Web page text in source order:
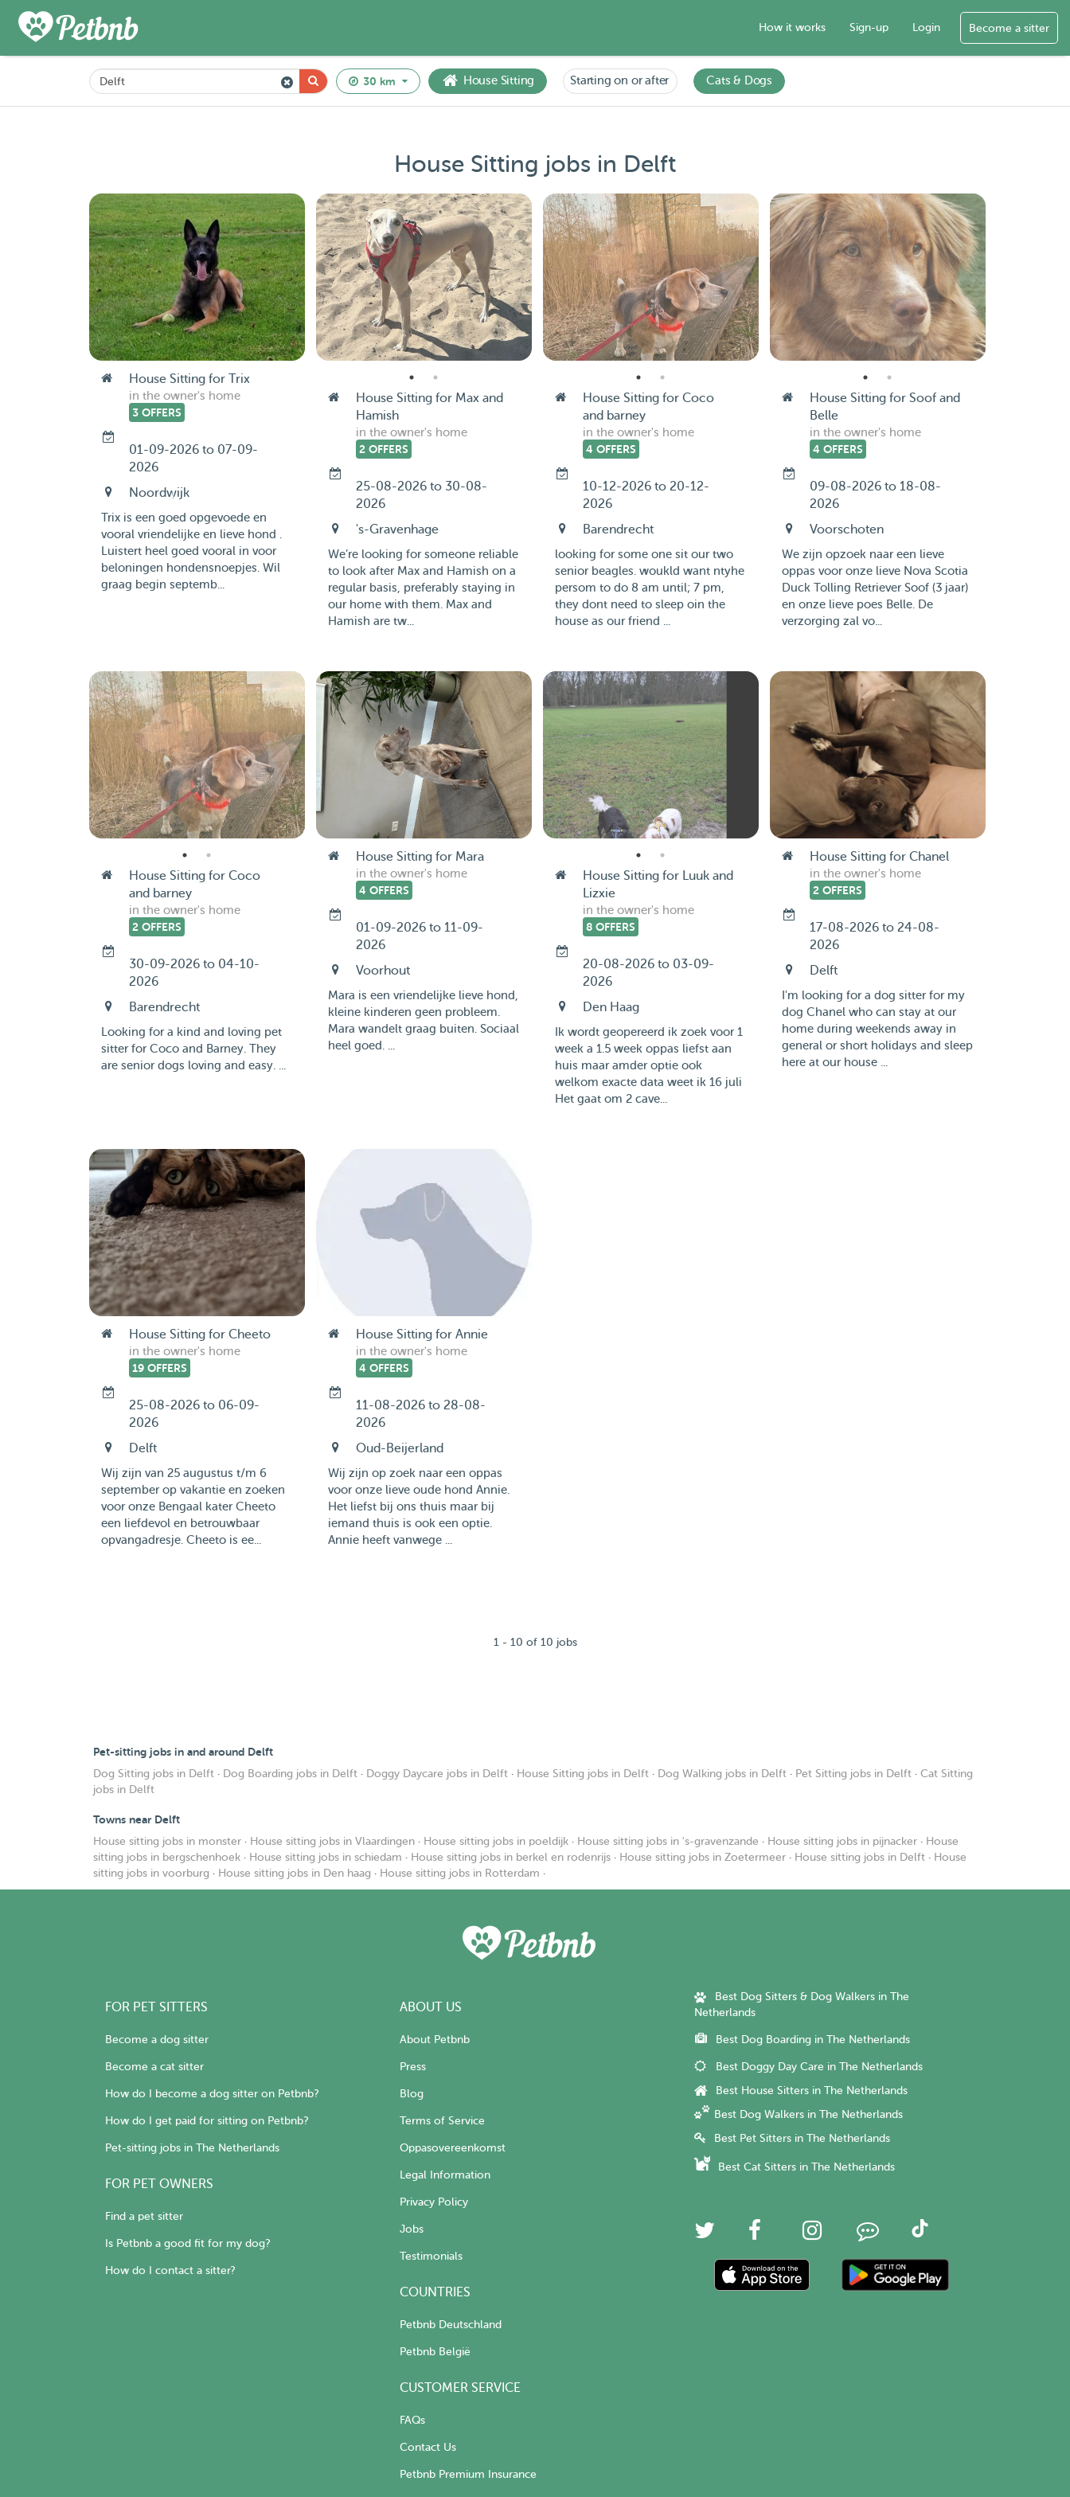
How it works Sign-up Login Become a sitter
30 km House Sitting Starting on or after Cats & Dogs
House Sitting jobs in Delft
House Sitting for Trix
in the owner's home
3 OFFERS
01-09-2026 to 07-09-
2026
Noordwijk
Trix is een goed opgevoede en
vooral vriendelijke en lieve hond .
Luistert heel goed vooral in voor
beloningen hondensnoepjes. Wil
graag begin septemb...
House Sitting for Max and
Hamish
in the owner's home
2 OFFERS
25-08-2026 to 30-08-
2026
's-Gravenhage
We’re looking for someone reliable
to look after Max and Hamish on a
regular basis, preferably staying in
our home with them. Max and
Hamish are tw...
House Sitting for Coco
and barney
in the owner's home
4 OFFERS
10-12-2026 to 20-12-
2026
Barendrecht
looking for some one sit our two
senior beagles. woukld want ntyhe
persom to do 8 am until; 7 pm,
they dont need to sleep oin the
house as our friend ...
House Sitting for Soof and
Belle
in the owner's home
4 OFFERS
09-08-2026 to 18-08-
2026
Voorschoten
We zijn opzoek naar een lieve
oppas voor onze lieve Nova Scotia
Duck Tolling Retriever Soof (3 jaar)
en onze lieve poes Belle. De
verzorging zal vo...
House Sitting for Coco
and barney
in the owner's home
2 OFFERS
30-09-2026 to 04-10-
2026
Barendrecht
Looking for a kind and loving pet
sitter for Coco and Barney. They
are senior dogs loving and easy. ...
House Sitting for Mara
in the owner's home
4 OFFERS
01-09-2026 to 11-09-
2026
Voorhout
Mara is een vriendelijke lieve hond,
kleine kinderen geen probleem.
Mara wandelt graag buiten. Sociaal
heel goed. ...
House Sitting for Luuk and
Lizxie
in the owner's home
8 OFFERS
20-08-2026 to 03-09-
2026
Den Haag
Ik wordt geopereerd ik zoek voor 1
week a 1.5 week oppas liefst aan
huis maar amder optie ook
welkom exacte data weet ik 16 juli
Het gaat om 2 cave...
House Sitting for Chanel
in the owner's home
2 OFFERS
17-08-2026 to 24-08-
2026
Delft
I'm looking for a dog sitter for my
dog Chanel who can stay at our
home during weekends away in
general or short holidays and sleep
here at our house ...
House Sitting for Cheeto
in the owner's home
19 OFFERS
25-08-2026 to 06-09-
2026
Delft
Wij zijn van 25 augustus t/m 6
september op vakantie en zoeken
voor onze Bengaal kater Cheeto
een liefdevol en betrouwbaar
opvangadresje. Cheeto is ee...
House Sitting for Annie
in the owner's home
4 OFFERS
11-08-2026 to 28-08-
2026
Oud-Beijerland
Wij zijn op zoek naar een oppas
voor onze lieve oude hond Annie.
Het liefst bij ons thuis maar bij
iemand thuis is ook een optie.
Annie heeft vanwege ...
1 - 10 of 10 jobs
Pet-sitting jobs in and around Delft
Dog Sitting jobs in Delft · Dog Boarding jobs in Delft · Doggy Daycare jobs in Delft · House Sitting jobs in Delft · Dog Walking jobs in Delft · Pet Sitting jobs in Delft · Cat Sitting
jobs in Delft
Towns near Delft
House sitting jobs in monster · House sitting jobs in Vlaardingen · House sitting jobs in poeldijk · House sitting jobs in 's-gravenzande · House sitting jobs in pijnacker · House
sitting jobs in bergschenhoek · House sitting jobs in schiedam · House sitting jobs in berkel en rodenrijs · House sitting jobs in Zoetermeer · House sitting jobs in Delft · House
sitting jobs in voorburg · House sitting jobs in Den haag · House sitting jobs in Rotterdam ·
FOR PET SITTERS
Become a dog sitter
Become a cat sitter
How do I become a dog sitter on Petbnb?
How do I get paid for sitting on Petbnb?
Pet-sitting jobs in The Netherlands
FOR PET OWNERS
Find a pet sitter
Is Petbnb a good fit for my dog?
How do I contact a sitter?
ABOUT US
About Petbnb
Press
Blog
Terms of Service
Oppasovereenkomst
Legal Information
Privacy Policy
Jobs
Testimonials
COUNTRIES
Petbnb Deutschland
Petbnb België
CUSTOMER SERVICE
FAQs
Contact Us
Petbnb Premium Insurance
Best Dog Sitters & Dog Walkers in The
Netherlands
Best Dog Boarding in The Netherlands
Best Doggy Day Care in The Netherlands
Best House Sitters in The Netherlands
Best Dog Walkers in The Netherlands
Best Pet Sitters in The Netherlands
Best Cat Sitters in The Netherlands